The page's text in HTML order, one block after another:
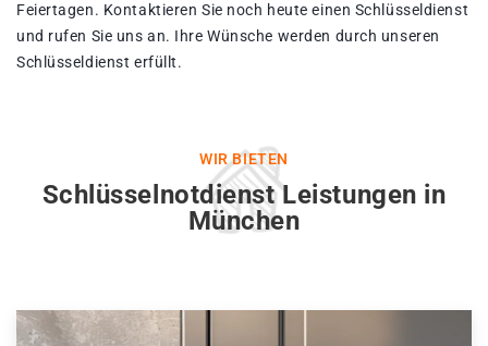
Feiertagen. Kontaktieren Sie noch heute einen Schlüsseldienst
und rufen Sie uns an. Ihre Wünsche werden durch unseren
Schlüsseldienst erfüllt.
WIR BIETEN
Schlüsselnotdienst Leistungen in
München